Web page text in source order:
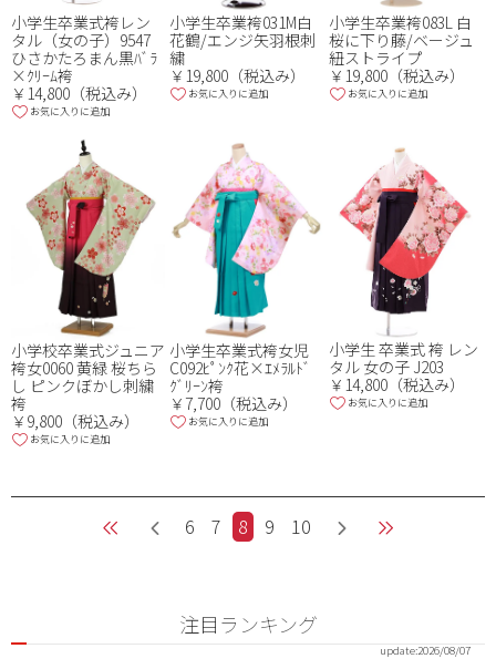
小学生卒業式袴レン
タル（女の子）9547
ひさかたろまん黒ﾊﾞﾗ
×ｸﾘｰﾑ袴
￥14,800（税込み）
お気に入りに追加
小学生卒業袴031M白
花鶴/エンジ矢羽根刺
繍
￥19,800（税込み）
お気に入りに追加
小学生卒業袴083L 白
桜に下り藤/ベージュ
紐ストライプ
￥19,800（税込み）
お気に入りに追加
小学校卒業式ジュニア
袴女0060 黄緑 桜ちら
し ピンクぼかし刺繍
袴
￥9,800（税込み）
お気に入りに追加
小学生卒業式袴女児
C092ﾋﾟﾝｸ花×ｴﾒﾗﾙﾄﾞ
ｸﾞﾘｰﾝ袴
￥7,700（税込み）
お気に入りに追加
小学生 卒業式 袴 レン
タル 女の子 J203
￥14,800（税込み）
お気に入りに追加
6 7 8 9 10
注目ランキング
update:2026/08/07